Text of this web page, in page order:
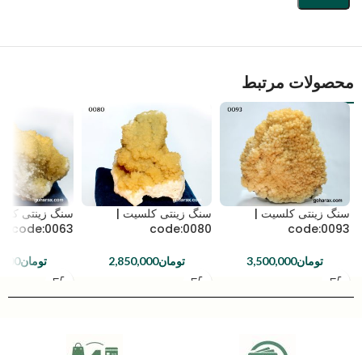
محصولات مرتبط
سنگ زینتی کلسیت |
code:0093
تومان3,500,000
سنگ زینتی کلسیت |
code:0080
تومان2,850,000
سنگ زینتی
code:0063
تومان